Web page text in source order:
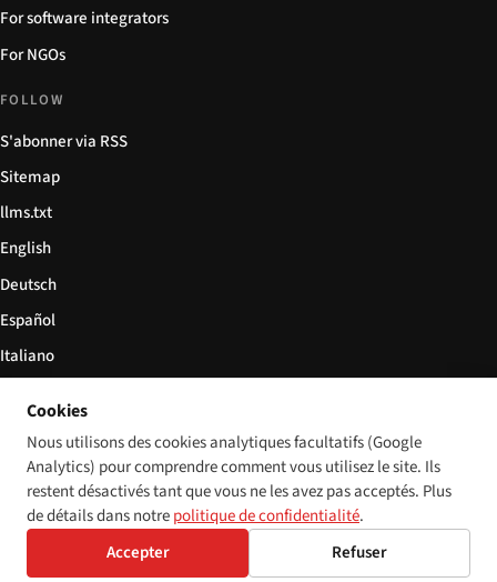
For software integrators
For NGOs
FOLLOW
S'abonner via RSS
Sitemap
llms.txt
English
Deutsch
Español
Italiano
© 2026 Disability World. Tous droits réservés. Cookie settings
DeutschEspañol 简体中文Polski
Cookies
Nous utilisons des cookies analytiques facultatifs (Google
Analytics) pour comprendre comment vous utilisez le site. Ils
restent désactivés tant que vous ne les avez pas acceptés. Plus
de détails dans notrepolitique de confidentialité.
Accepter
Refuser